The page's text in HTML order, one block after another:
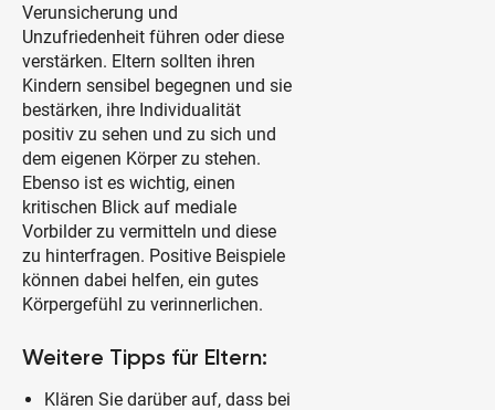
Verunsicherung und
Unzufriedenheit führen oder diese
verstärken. Eltern sollten ihren
Kindern sensibel begegnen und sie
bestärken, ihre Individualität
positiv zu sehen und zu sich und
dem eigenen Körper zu stehen.
Ebenso ist es wichtig, einen
kritischen Blick auf mediale
Vorbilder zu vermitteln und diese
zu hinterfragen. Positive Beispiele
können dabei helfen, ein gutes
Körpergefühl zu verinnerlichen.
Weitere Tipps für Eltern:
Klären Sie darüber auf, dass bei